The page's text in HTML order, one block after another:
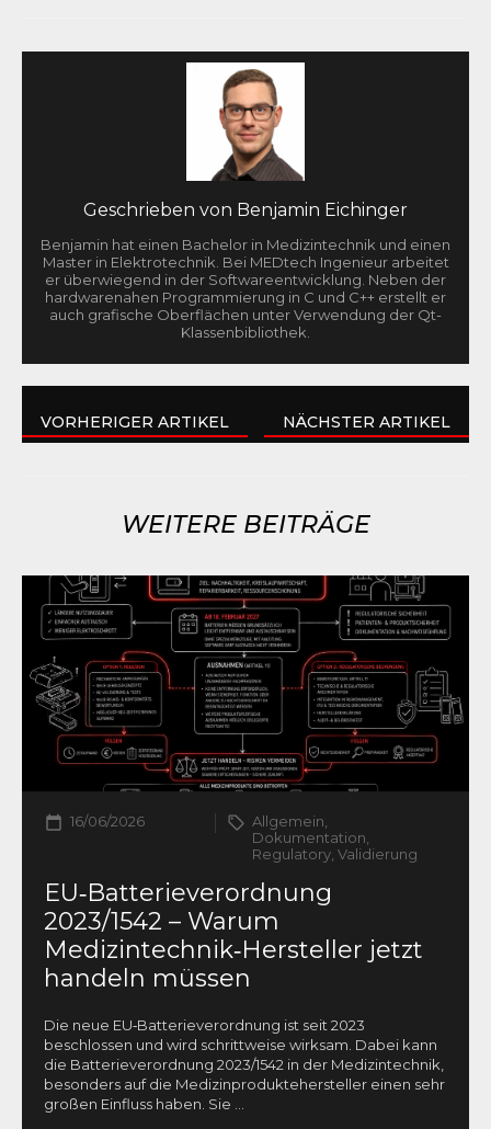
Geschrieben von Benjamin Eichinger
Benjamin hat einen Bachelor in Medizintechnik und einen
Master in Elektrotechnik. Bei MEDtech Ingenieur arbeitet
er überwiegend in der Softwareentwicklung. Neben der
hardwarenahen Programmierung in C und C++ erstellt er
auch grafische Oberflächen unter Verwendung der Qt-
Klassenbibliothek.
VORHERIGER ARTIKEL NÄCHSTER ARTIKEL
WEITERE BEITRÄGE
16/06/2026
Allgemein,
Dokumentation,
Regulatory, Validierung
EU‑Batterieverordnung
2023/1542 – Warum
Medizintechnik‑Hersteller jetzt
handeln müssen
Die neue EU‑Batterieverordnung ist seit 2023
beschlossen und wird schrittweise wirksam. Dabei kann
die Batterieverordnung 2023/1542 in der Medizintechnik,
besonders auf die Medizinproduktehersteller einen sehr
großen Einfluss haben. Sie